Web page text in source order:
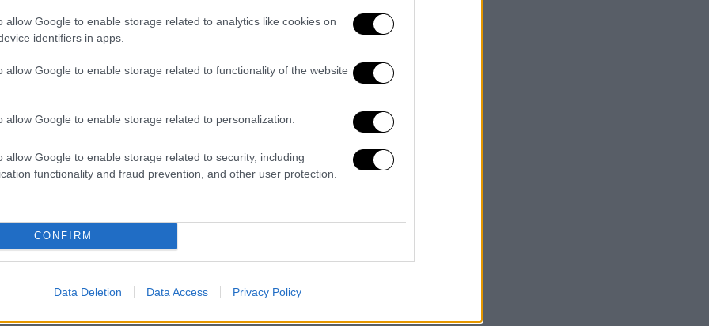
allow Google to enable storage related to analytics like cookies on
identifiers in apps.
allow Google to enable storage related to functionality of the website
allow Google to enable storage related to personalization.
allow Google to enable storage related to security, including
functionality and fraud prevention, and other user protection.
CONFIRM
Data Deletion Data Access Privacy Policy
& Poor's για την οικονομική προοπτική
& Poor's για την οικονομική προοπτική
του Δημοκρατικού κόμματος και
δεσμεύτηκε για ενότητα του PD και
μιας μεταβατικής κυβέρνησης,
υποστήριξε ο πρώην αρχηγός της